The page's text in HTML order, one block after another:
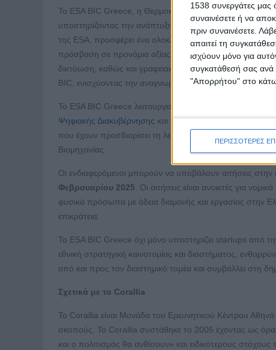
1538 συνεργάτες μας
συναινέσετε ή να
πριν συναινέσετε.
απαιτεί τη
ισχύουν μόνο για
συγκατάθεσή σας ανά
"Απορρήτου" στο κάτω
ΠΕΡΙΣΣΟΤΕΡΕΣ
Το ESA BIC Greece, η Θερμοκοιτίδα Επιχειρήσεων της
υποστηρίζοντας την ανάπτυξη πέντε νέων, καινοτόμων
της ESA, προσφέρει ένα ολοκληρωμένο πακέτο
πρόσβαση σε προνόμια αξίας άνω των 100.000 ευρώ,
δικτύωση, καθώς και γραφειακούς χώρους και
BIC, ενισχύοντας την αναγνωρισιμότητά τους.
Το ESA BIC Greece λειτουργεί υπό τη διαχείριση του
Ψηφιακής Διακυβέρνησης και τουΕυρωπαϊκού
που έχουν προσδιορίσει τη λειτουργία του ESA BIC
Βιομηχανίας.
Οι ενδιαφερόμενοι μπορούν να υποβάλουν αιτήσεις
Φεβρουαρίου 2025. Οι αιτήσεις είναι ανοικτές για
φυσικά πρόσωπα με άδεια διαμονής και εργασίας στην
επικράτεια.
Το ESA BIC Greece όχι μόνο υποστηρίζει startups από
εθνική στρατηγική καινοτομίας και διαστήματος,
από και προς τον διαστημικό τομέα και συμβάλλει στη
Σχετικά με το Corallia
Το Corallia είναι Μονάδα του Ερευνητικού Κέντρου Αθηνά
σκοπούς. Το Corallia συστάθηκε το 2005 έχοντας ως
και ο πολιτισμός θα ανθίσουν» και ειδικότερους